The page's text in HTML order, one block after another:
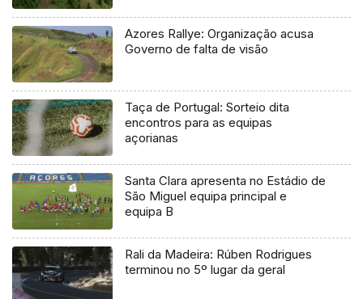
Azores Rallye: Organização acusa
Governo de falta de visão
Taça de Portugal: Sorteio dita
encontros para as equipas
açorianas
Santa Clara apresenta no Estádio de
São Miguel equipa principal e
equipa B
Rali da Madeira: Rúben Rodrigues
terminou no 5º lugar da geral